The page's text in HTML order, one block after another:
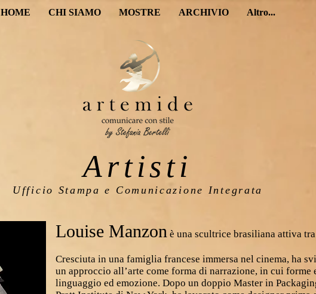
Artisti
Ufficio Stampa e Comunicazione Integrata
Louise Manzon è una scultrice brasiliana attiva
Cresciuta in una famiglia francese immersa nel cinema, ha
un approccio all’arte come forma di narrazione, in cui forme
linguaggio ed emozione. Dopo un doppio Master in
HOME CHI SIAMO MOSTRE ARCHIVIO Altro...